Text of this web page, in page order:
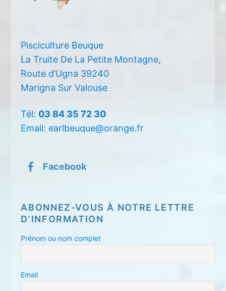
Pisciculture Beuque
La Truite De La Petite Montagne,
Route d’Ugna 39240
Marigna Sur Valouse
Tél: 03 84 35 72 30
Email: earlbeuque@orange.fr
Facebook
ABONNEZ-VOUS À NOTRE LETTRE
D’INFORMATION
Prénom ou nom complet
Email